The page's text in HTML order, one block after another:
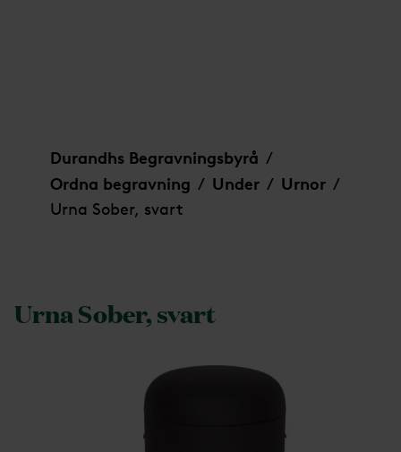
Durandhs Begravningsbyrå /
Ordna begravning / Under / Urnor /
Urna Sober, svart
Urna Sober, svart